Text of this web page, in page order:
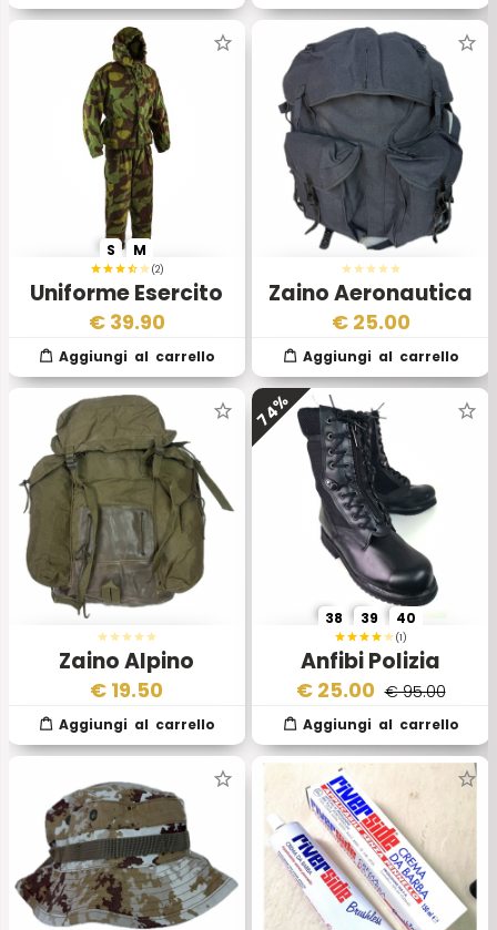
(2)
Uniforme Esercito
Italiano Policroma
M29
S M
€ 39.90
Zaino Aeronautica
Militare Italiana
€ 25.00
Zaino Alpino
Esercito Italiano
€ 19.50
74%
(1)
Anfibi Polizia
Italiana da Ordine
Pubblico
38 39 40
€ 25.00 € 95.00